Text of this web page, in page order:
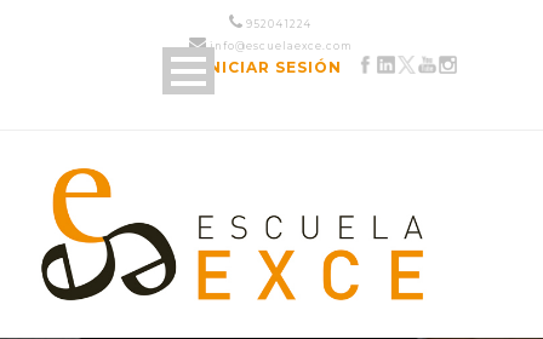
952 04 12 24
info@escuelaexce.com
INICIAR SESIÓN